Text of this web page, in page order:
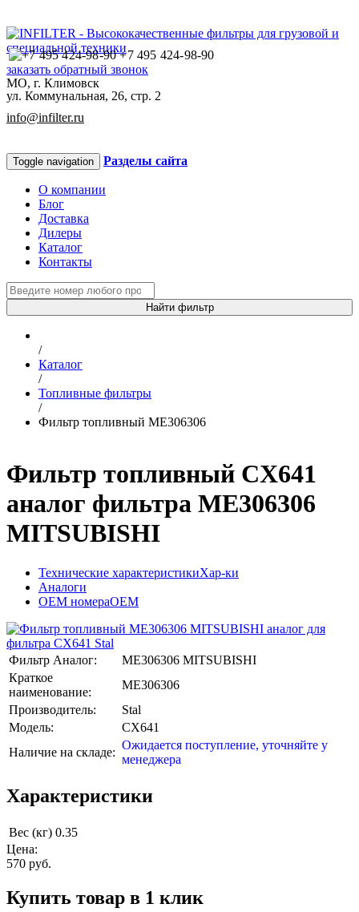
+7 495 424-98-90
заказать обратный звонок
МО, г. Климовск
ул. Коммунальная, 26, стр. 2
info@infilter.ru
Toggle navigation Разделы сайта
О компании
Блог
Доставка
Дилеры
Каталог
Контакты
Найти фильтр
/
Каталог
/
Топливные фильтры
/
Фильтр топливный ME306306
Фильтр топливный CX641
аналог фильтра ME306306
MITSUBISHI
Технические характеристикиХар-ки
Аналоги
OEM номераOEM
Фильтр Аналог:
ME306306 MITSUBISHI
Краткое
наименование:
ME306306
Производитель:
Stal
Модель:
CX641
Наличие на складе:
Ожидается поступление, уточняйте у
менеджера
Характеристики
Вес (кг) 0.35
Цена:
570 руб.
Купить товар в 1 клик